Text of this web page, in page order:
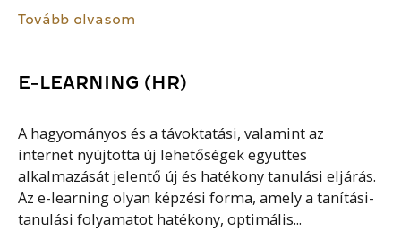
Tovább olvasom
E-LEARNING (HR)
A hagyományos és a távoktatási, valamint az
internet nyújtotta új lehetőségek együttes
alkalmazását jelentő új és hatékony tanulási eljárás.
Az e-learning olyan képzési forma, amely a tanítási-
tanulási folyamatot hatékony, optimális...